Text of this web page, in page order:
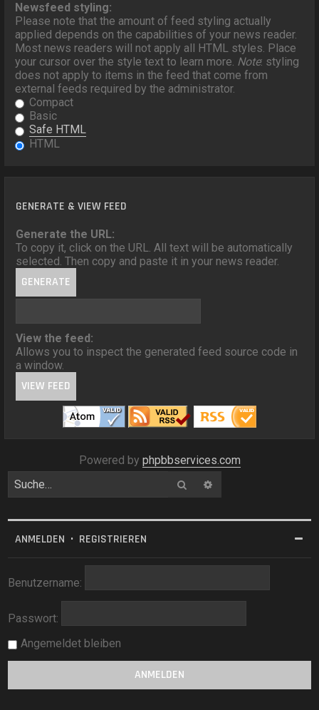
Newsfeed styling:
Please note that the amount of feed styling actually
applied depends on the capabilities of your news reader.
Most news readers will not apply all HTML styles. Place
your cursor over the style text to learn more. Note: styling
does not apply to items in the feed that come from
external feeds required by the administrator.
Compact
Basic
Safe HTML
HTML
GENERATE & VIEW FEED
Generate the URL:
To copy it, click on the URL. All text will be automatically
selected. Then copy and paste it in your news reader.
View the feed:
Allows you to inspect the generated feed source code in
a window.
Powered by phpbbservices.com
Suche
ANMELDEN • REGISTRIEREN
Benutzername:
Passwort:
Angemeldet bleiben